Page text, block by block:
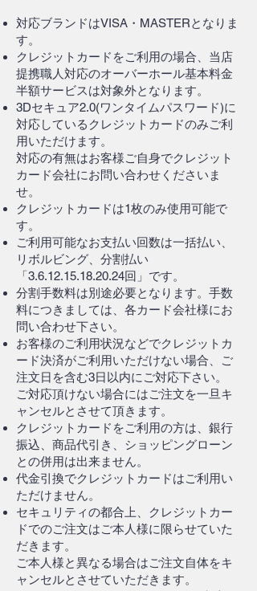
対応ブランドはVISA・MASTERとなりま
す。
クレジットカードをご利用の場合、当店
提携職人対応のオーバーホール基本料金
半額サービスは対象外となります。
3Dセキュア2.0(ワンタイムパスワード)に
対応しているクレジットカードのみご利
用いただけます。
対応の有無はお客様ご自身でクレジット
カード会社にお問い合わせくださいま
せ。
クレジットカードは1枚のみ使用可能で
す。
ご利用可能なお支払い回数は一括払い、
リボルビング、分割払い
「3.6.12.15.18.20.24回」です。
分割手数料は別途必要となります。手数
料につきましては、各カード会社様にお
問い合わせ下さい。
お客様のご利用状況などでクレジットカ
ード決済がご利用いただけない場合、ご
注文日を含む3日以内にご対応下さい。
ご対応頂けない場合にはご注文を一旦キ
ャンセルとさせて頂きます。
クレジットカードをご利用の方は、銀行
振込、商品代引き、ショッピングローン
との併用は出来ません。
代金引換でクレジットカードはご利用い
ただけません。
セキュリティの都合上、クレジットカー
ドでのご注文はご本人様に限らせていた
だきます。
ご本人様と異なる場合はご注文自体をキ
ャンセルとさせていただきます。